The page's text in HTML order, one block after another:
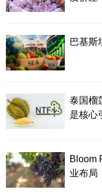
巴基斯
泰国榴
是核心
Bloom
业布局